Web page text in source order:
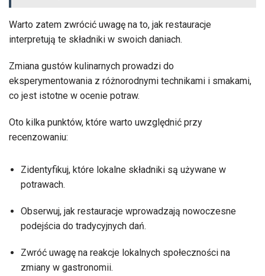
Warto zatem zwrócić uwagę na to, jak restauracje
interpretują te składniki w swoich daniach.
Zmiana gustów kulinarnych prowadzi do
eksperymentowania z różnorodnymi technikami i smakami,
co jest istotne w ocenie potraw.
Oto kilka punktów, które warto uwzględnić przy
recenzowaniu:
Zidentyfikuj, które lokalne składniki są używane w
potrawach.
Obserwuj, jak restauracje wprowadzają nowoczesne
podejścia do tradycyjnych dań.
Zwróć uwagę na reakcje lokalnych społeczności na
zmiany w gastronomii.